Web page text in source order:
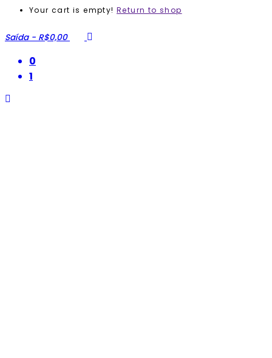
Your cart is empty! Return to shop
Saída - R$0,00
0
1